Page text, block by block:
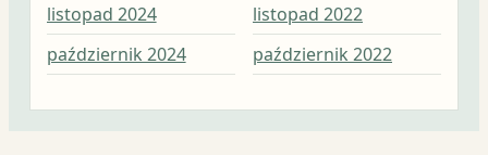
listopad 2024
październik 2024
listopad 2022
październik 2022